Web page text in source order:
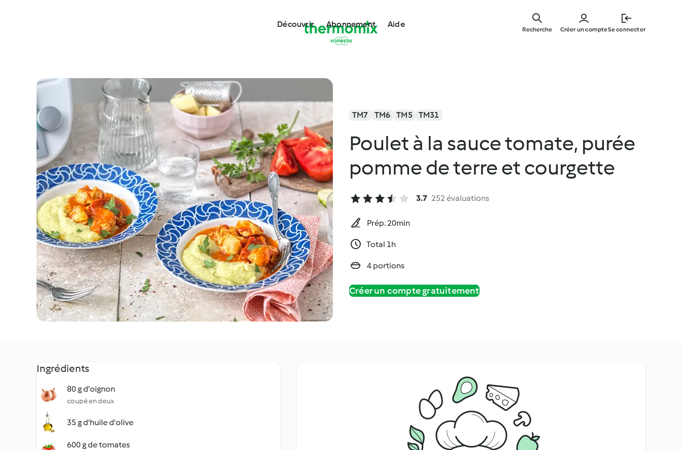
main
Découvrir Abonnement Aide
Créer un compteSe connecter
Recherche
TM7 TM6 TM5 TM31
Poulet à la sauce tomate, purée
pomme de terre et courgette
3.7 252 évaluations
Prép. 20min
Total 1h
4 portions
Créer un compte gratuitement
Ingrédients
80 g d'oignon
coupé en deux
35 g d'huile d'olive
600 g de tomates